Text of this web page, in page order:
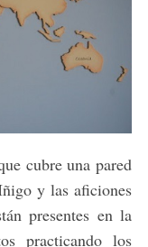
cubre una pared
y las aficiones
presentes en la
practicando los